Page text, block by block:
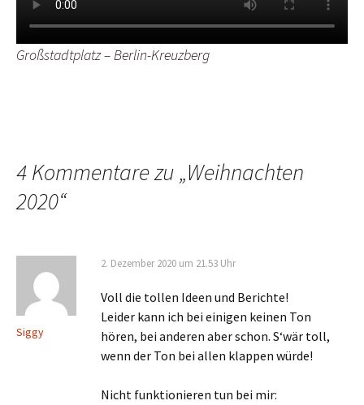
Großstadtplatz – Berlin-Kreuzberg
4 Kommentare zu „Weihnachten
2020“
Siggy
2. Dezember 2020 um 21.53 Uhr
Voll die tollen Ideen und Berichte!
Leider kann ich bei einigen keinen Ton
hören, bei anderen aber schon. S‘wär toll,
wenn der Ton bei allen klappen würde!
Nicht funktionieren tun bei mir: